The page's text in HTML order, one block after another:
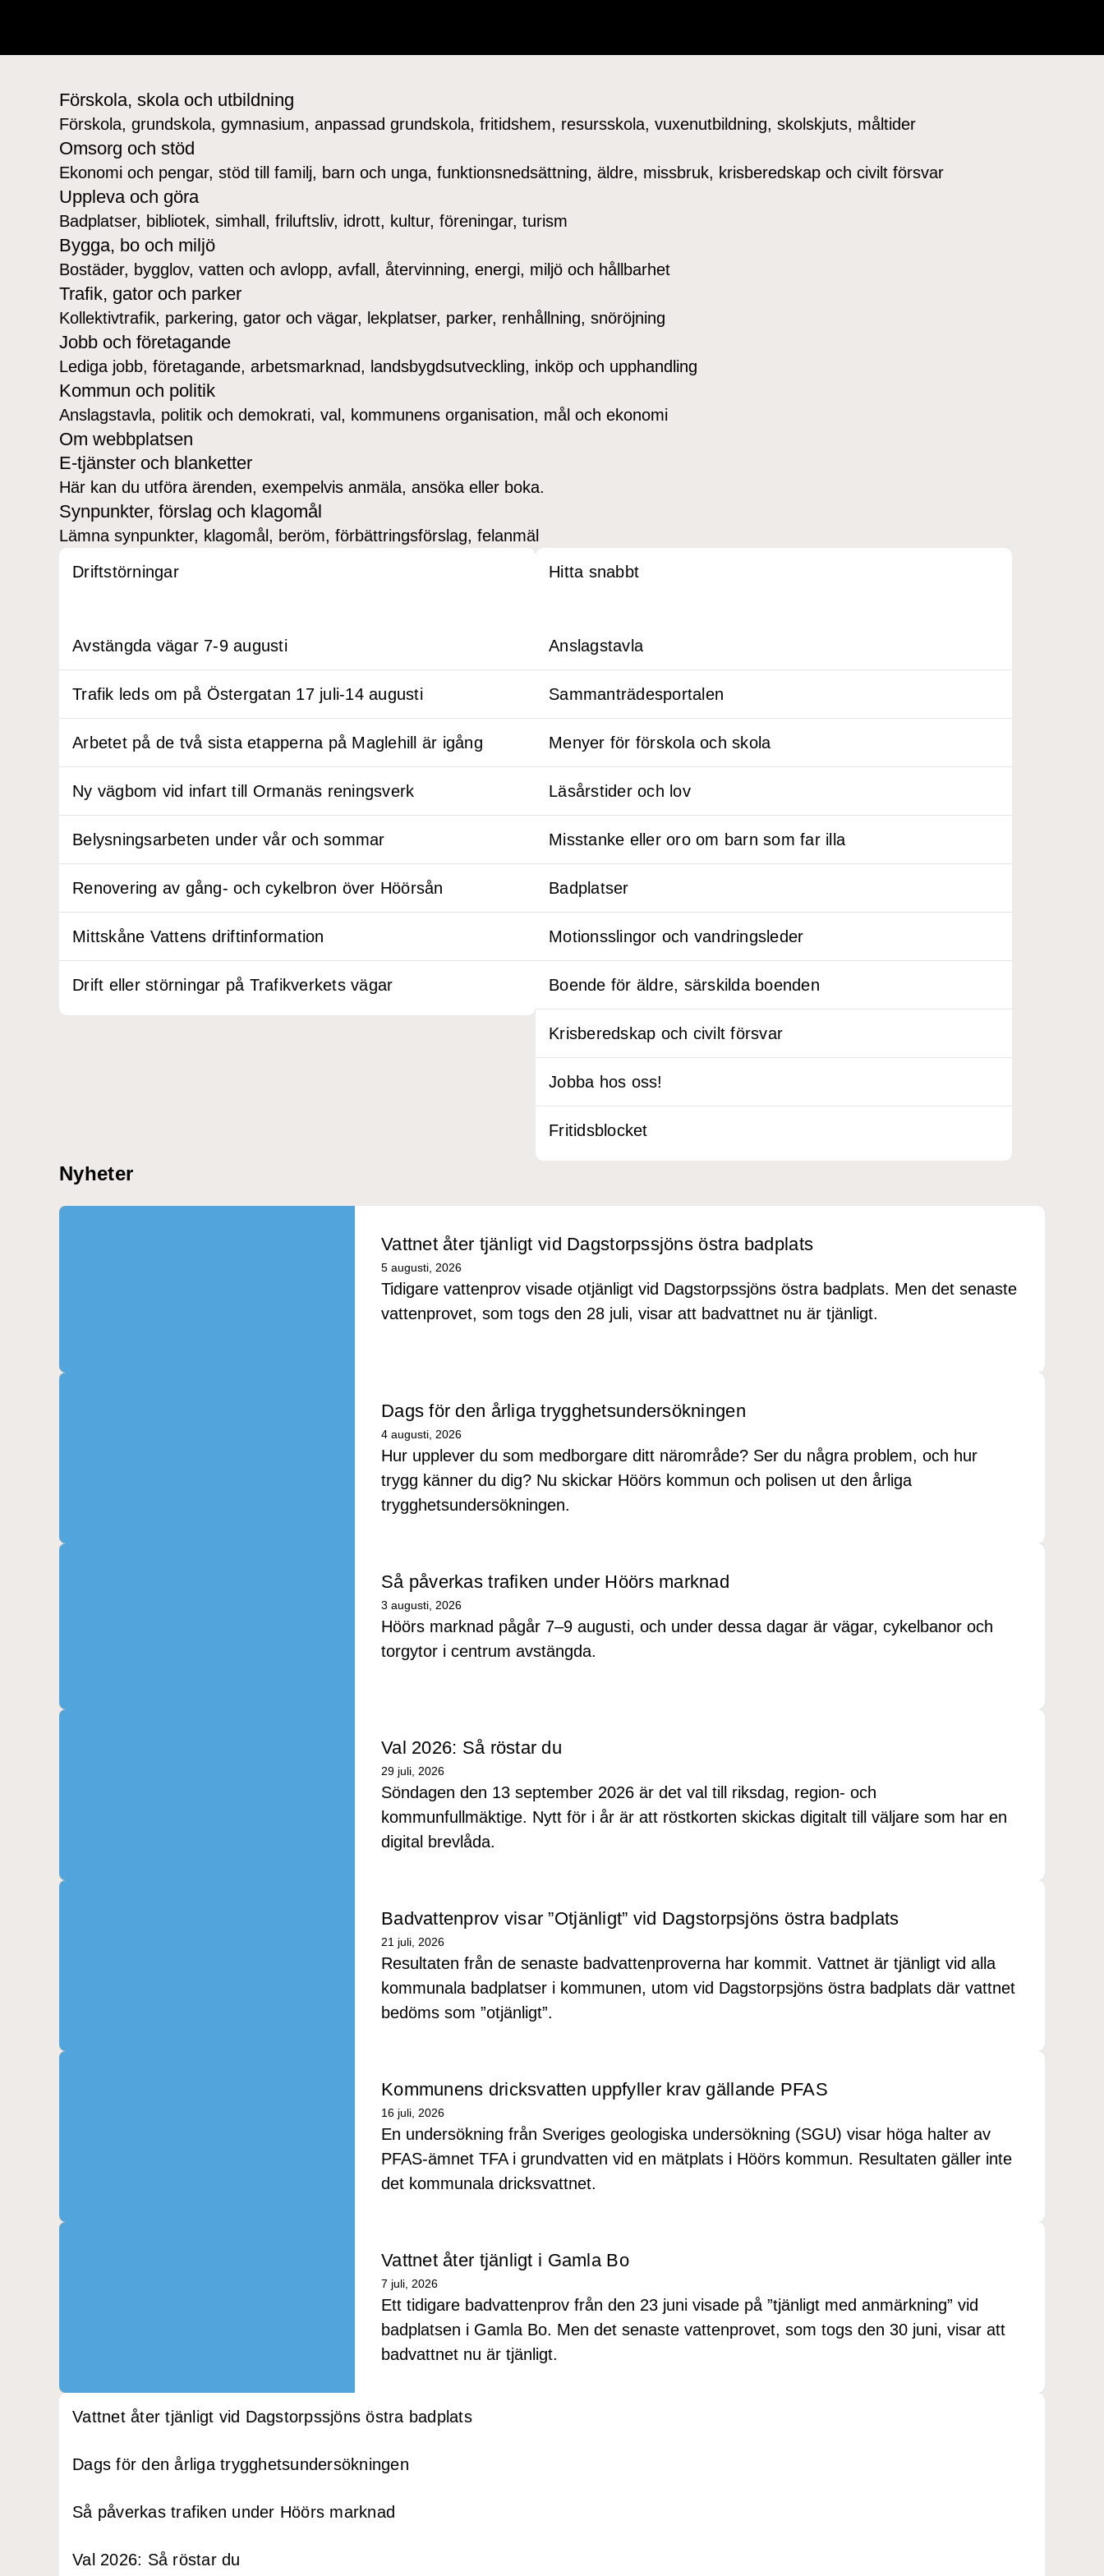
Förskola, skola och utbildning
Förskola, grundskola, gymnasium, anpassad grundskola, fritidshem, resursskola, vuxenutbildning, skolskjuts, måltider
Omsorg och stöd
Ekonomi och pengar, stöd till familj, barn och unga, funktionsnedsättning, äldre, missbruk, krisberedskap och civilt försvar
Uppleva och göra
Badplatser, bibliotek, simhall, friluftsliv, idrott, kultur, föreningar, turism
Bygga, bo och miljö
Bostäder, bygglov, vatten och avlopp, avfall, återvinning, energi, miljö och hållbarhet
Trafik, gator och parker
Kollektivtrafik, parkering, gator och vägar, lekplatser, parker, renhållning, snöröjning
Jobb och företagande
Lediga jobb, företagande, arbetsmarknad, landsbygdsutveckling, inköp och upphandling
Kommun och politik
Anslagstavla, politik och demokrati, val, kommunens organisation, mål och ekonomi
Om webbplatsen
E-tjänster och blanketter
Här kan du utföra ärenden, exempelvis anmäla, ansöka eller boka.
Synpunkter, förslag och klagomål
Lämna synpunkter, klagomål, beröm, förbättringsförslag, felanmäl
Driftstörningar
Avstängda vägar 7-9 augusti
Trafik leds om på Östergatan 17 juli-14 augusti
Arbetet på de två sista etapperna på Maglehill är igång
Ny vägbom vid infart till Ormanäs reningsverk
Belysningsarbeten under vår och sommar
Renovering av gång- och cykelbron över Höörsån
Mittskåne Vattens driftinformation
Drift eller störningar på Trafikverkets vägar
Hitta snabbt
Anslagstavla
Sammanträdesportalen
Menyer för förskola och skola
Läsårstider och lov
Misstanke eller oro om barn som far illa
Badplatser
Motionsslingor och vandringsleder
Boende för äldre, särskilda boenden
Krisberedskap och civilt försvar
Jobba hos oss!
Fritidsblocket
Nyheter
Vattnet åter tjänligt vid Dagstorpssjöns östra badplats
5 augusti, 2026
Tidigare vattenprov visade otjänligt vid Dagstorpssjöns östra badplats. Men det senaste
vattenprovet, som togs den 28 juli, visar att badvattnet nu är tjänligt.
Dags för den årliga trygghetsundersökningen
4 augusti, 2026
Hur upplever du som medborgare ditt närområde? Ser du några problem, och hur
trygg känner du dig? Nu skickar Höörs kommun och polisen ut den årliga
trygghetsundersökningen.
Så påverkas trafiken under Höörs marknad
3 augusti, 2026
Höörs marknad pågår 7–9 augusti, och under dessa dagar är vägar, cykelbanor och
torgytor i centrum avstängda.
Val 2026: Så röstar du
29 juli, 2026
Söndagen den 13 september 2026 är det val till riksdag, region- och
kommunfullmäktige. Nytt för i år är att röstkorten skickas digitalt till väljare som har en
digital brevlåda.
Badvattenprov visar ”Otjänligt” vid Dagstorpsjöns östra badplats
21 juli, 2026
Resultaten från de senaste badvattenproverna har kommit. Vattnet är tjänligt vid alla
kommunala badplatser i kommunen, utom vid Dagstorpsjöns östra badplats där vattnet
bedöms som ”otjänligt”.
Kommunens dricksvatten uppfyller krav gällande PFAS
16 juli, 2026
En undersökning från Sveriges geologiska undersökning (SGU) visar höga halter av
PFAS-ämnet TFA i grundvatten vid en mätplats i Höörs kommun. Resultaten gäller inte
det kommunala dricksvattnet.
Vattnet åter tjänligt i Gamla Bo
7 juli, 2026
Ett tidigare badvattenprov från den 23 juni visade på ”tjänligt med anmärkning” vid
badplatsen i Gamla Bo. Men det senaste vattenprovet, som togs den 30 juni, visar att
badvattnet nu är tjänligt.
Vattnet åter tjänligt vid Dagstorpssjöns östra badplats
Dags för den årliga trygghetsundersökningen
Så påverkas trafiken under Höörs marknad
Val 2026: Så röstar du